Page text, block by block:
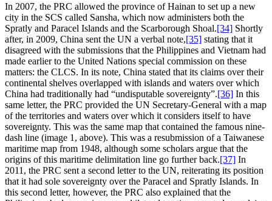
In 2007, the PRC allowed the province of Hainan to set up a new
city in the SCS called Sansha, which now administers both the
Spratly and Paracel Islands and the Scarborough Shoal.[34] Shortly
after, in 2009, China sent the UN a verbal note,[35] stating that it
disagreed with the submissions that the Philippines and Vietnam had
made earlier to the United Nations special commission on these
matters: the CLCS. In its note, China stated that its claims over their
continental shelves overlapped with islands and waters over which
China had traditionally had “undisputable sovereignty”.[36] In this
same letter, the PRC provided the UN Secretary-General with a map
of the territories and waters over which it considers itself to have
sovereignty. This was the same map that contained the famous nine-
dash line (image 1, above). This was a resubmission of a Taiwanese
maritime map from 1948, although some scholars argue that the
origins of this maritime delimitation line go further back.[37] In
2011, the PRC sent a second letter to the UN, reiterating its position
that it had sole sovereignty over the Paracel and Spratly Islands. In
this second letter, however, the PRC also explained that the